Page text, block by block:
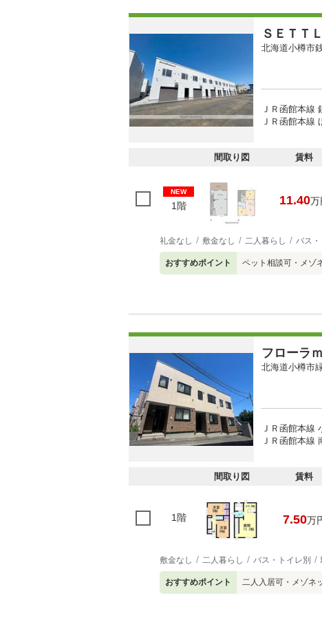
ＳＥＴＴ
北海道小樽市
ＪＲ函館本線
ＪＲ函館本線
間取り図 賃料
NEW
1階 11.40万
礼金なし 敷金なし 二人暮らし バス・
おすすめポイント ペット相談可・メゾ
フローラｍ
北海道小樽市
ＪＲ函館本線
ＪＲ函館本線
間取り図 賃料
1階 7.50万
敷金なし 二人暮らし バス・トイレ別
おすすめポイント 二人入居可・メゾネ